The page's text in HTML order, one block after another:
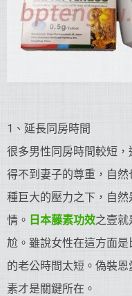
1、延長同房時間
很多男性同房時間較短，
得不到妻子的尊重，自
種巨大的壓力之下，自
情。 日本藤素功效之壹就
尬。雖說女性在這方面
的老公時間太短。偽裝
素才是關鍵所在。